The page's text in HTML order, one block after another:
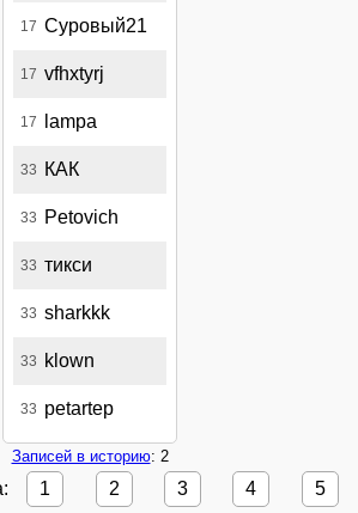
17 Суровый21
17 vfhxtyrj
17 lampa
33 КАК
33 Petovich
33 тикси
33 sharkkk
33 klown
33 petartep
Записей в историю: 2
1 2 3 4 5